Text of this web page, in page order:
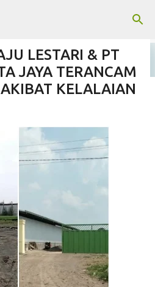
Sinar Pos
RI Ke-81
LESTARI & PT
JAYA TERANCAM
KELALAIAN